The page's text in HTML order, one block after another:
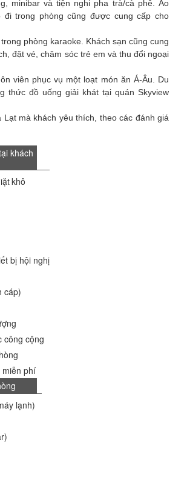
minibar và tiện nghi pha trà/cà phê. Áo
đi trong phòng cũng được cung cấp cho
phòng karaoke. Khách sạn cũng cung
đặt vé, chăm sóc trẻ em và thu đổi ngoại
viên phục vụ một loạt món ăn Á-Âu. Du
thức đồ uống giải khát tại quán Skyview
mà khách yêu thích, theo các đánh giá
khách
khô
bị hội nghị
cáp)
công cộng
miễn phí
lạnh)